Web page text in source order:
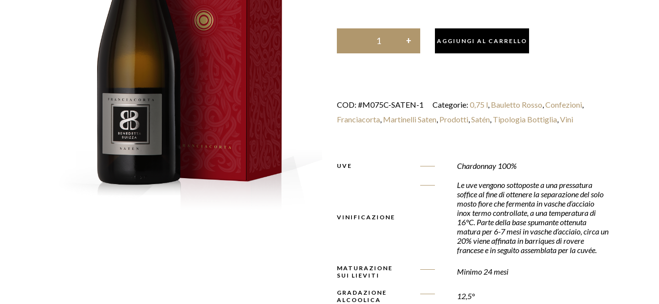
AGGIUNGI AL CARRELLO
COD: #M075C-SATEN-1 Categorie: 0,75 l Bauletto Rosso Confezioni
Franciacorta Martinelli Saten Prodotti Satén Tipologia Bottiglia Vini
UVE Chardonnay 100%
VINIFICAZIONE
Le uve vengono sottoposte a una pressatura
soffice al fine di ottenere la separazione del solo
mosto fiore che fermenta in vasche d’acciaio
inox termo controllate, a una temperatura di
16°C. Parte della base spumante ottenuta
matura per 6-7 mesi in vasche d’acciaio, circa un
20% viene affinata in barriques di rovere
francese e in seguito assemblata per la cuvée.
MATURAZIONE
SUI LIEVITI
Minimo 24 mesi
GRADAZIONE
ALCOOLICA
12,5°